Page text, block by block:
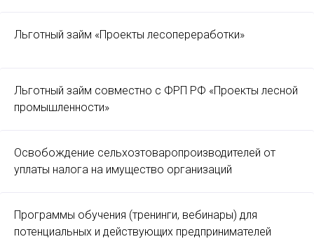
Льготный займ «Проекты лесопереработки»
Льготный займ совместно с ФРП РФ «Проекты лесной
промышленности»
Освобождение сельхозтоваропроизводителей от
уплаты налога на имущество организаций
Программы обучения (тренинги, вебинары) для
потенциальных и действующих предпринимателей